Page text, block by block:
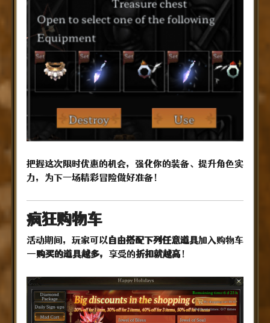
把握这次限时优惠的机会，强化你的装备、提升角色实
力，为下一场精彩冒险做好准备！
疯狂购物车
活动期间，玩家可以自由搭配下列任意道具加入购物车
—购买的道具越多， 享受的折扣就越高！